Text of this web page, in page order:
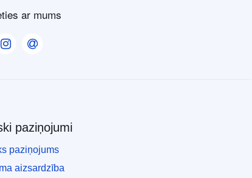
ar mums
paziņojumi
paziņojums
aizsardzība